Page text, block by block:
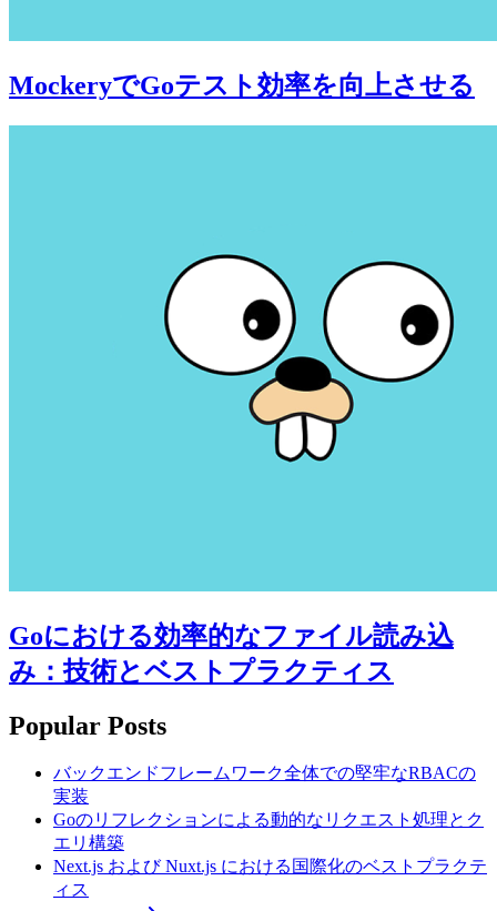
MockeryでGoテスト効率を向上させる
Goにおける効率的なファイル読み込
み：技術とベストプラクティス
Popular Posts
バックエンドフレームワーク全体での堅牢なRBACの
実装
Goのリフレクションによる動的なリクエスト処理とク
エリ構築
Next.js および Nuxt.js における国際化のベストプラクテ
ィス